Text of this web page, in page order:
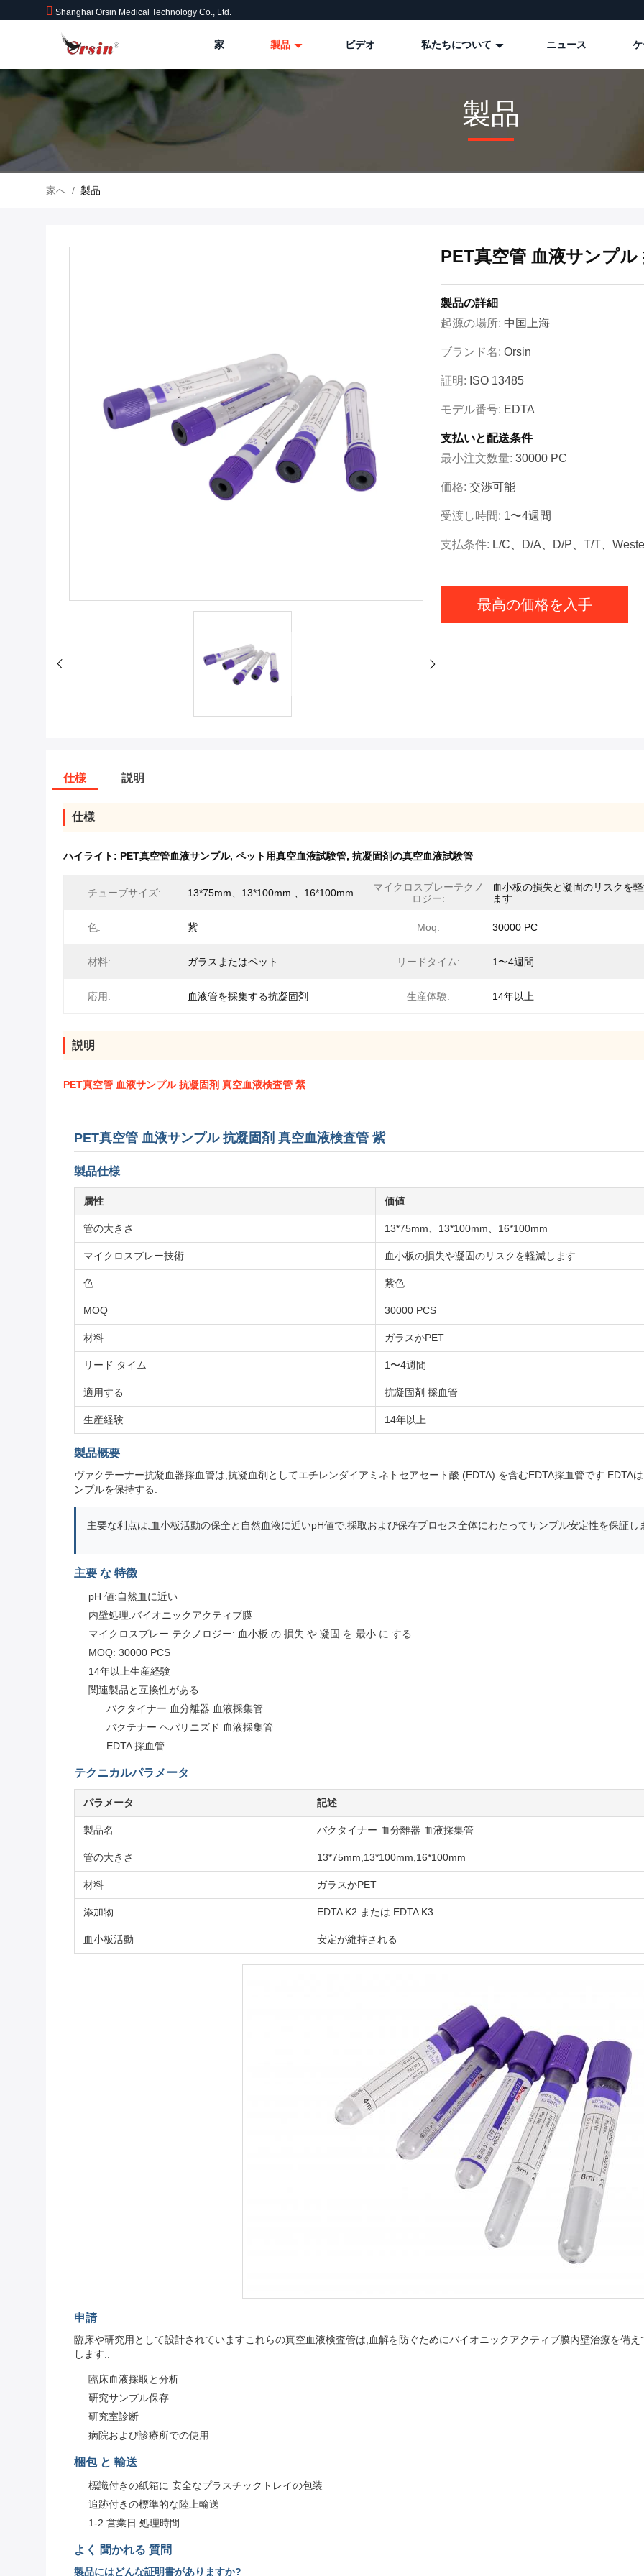
Shanghai Orsin Medical Technology Co., Ltd.
家 製品 ビデオ 私たちについて ニュース
製品
家へ / 製品
PET真空管 血液サンプ
製品の詳細
起源の場所: 中国上海
ブランド名: Orsin
証明: ISO 13485
モデル番号: EDTA
支払いと配送条件
最小注文数量: 30000 PC
価格: 交渉可能
受渡し時間: 1〜4週間
支払条件: L/C、D/A、D/P、T/T、
最高の価格を入手
仕様 説明
仕様
ハイライト: PET真空管血液サンプル, ペット用真空血液試験管, 抗凝固剤の真空血液試験管
チューブサイズ: 13*75mm、13*100mm 、16*100mm
マイクロスプレーテクノ
ロジー:
血小板の損失と凝固のリスクを
ます
色: 紫 Moq: 30000 PC
材料: ガラスまたはペット リードタイム: 1〜4週間
応用: 血液管を採集する抗凝固剤 生産体験: 14年以上
説明
PET真空管 血液サンプル 抗凝固剤 真空血液検査管 紫
PET真空管 血液サンプル 抗凝固剤 真空血液検査管 紫
製品仕様
属性 価値
管の大きさ 13*75mm、13*100mm、16*100mm
マイクロスプレー技術 血小板の損失や凝固のリスクを軽減します
色 紫色
MOQ 30000 PCS
材料 ガラスかPET
リード タイム 1〜4週間
適用する 抗凝固剤 採血管
生産経験 14年以上
製品概要
ヴァクテーナー抗凝血器採血管は,抗凝血剤としてエチレンダイアミネトセアセート酸 (EDTA) を含むEDTA採血管です.EDTA
ンプルを保持する.
主要な利点は,血小板活動の保全と自然血液に近いpH値で,採取および保存プロセス全体にわたってサンプル安定性を保証し
主要 な 特徴
pH 値:自然血に近い
内壁処理:バイオニックアクティブ膜
マイクロスプレー テクノロジー: 血小板 の 損失 や 凝固 を 最小 に する
MOQ: 30000 PCS
14年以上生産経験
関連製品と互換性がある
バクタイナー 血分離器 血液採集管
バクテナー ヘパリニズド 血液採集管
EDTA 採血管
テクニカルパラメータ
パラメータ 記述
製品名 バクタイナー 血分離器 血液採集管
管の大きさ 13*75mm,13*100mm,16*100mm
材料 ガラスかPET
添加物 EDTA K2 または EDTA K3
血小板活動 安定が維持される
申請
臨床や研究用として設計されていますこれらの真空血液検査管は,血解を防ぐためにバイオニックアクティブ膜内壁治療を備
します..
臨床血液採取と分析
研究サンプル保存
研究室診断
病院および診療所での使用
梱包 と 輸送
標識付きの紙箱に 安全なプラスチックトレイの包装
追跡付きの標準的な陸上輸送
1-2 営業日 処理時間
よく 聞かれる 質問
製品にはどんな証明書がありますか?